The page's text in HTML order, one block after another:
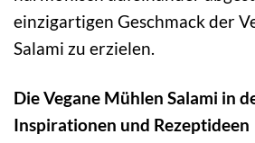
einzigartigen Geschmack der
Salami zu erzielen.
Die Vegane Mühlen Salami in
Inspirationen und Rezeptideen